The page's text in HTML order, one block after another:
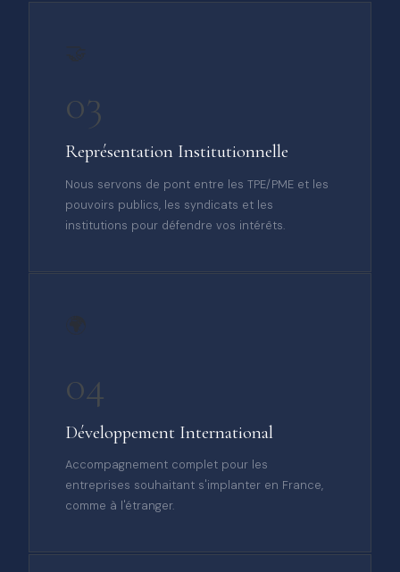
03
Représentation Institutionnelle
Nous servons de pont entre les TPE/PME et les
pouvoirs publics, les syndicats et les
institutions pour défendre vos intérêts.
04
Développement International
Accompagnement complet pour les
entreprises souhaitant s'implanter en France,
comme à l'étranger.